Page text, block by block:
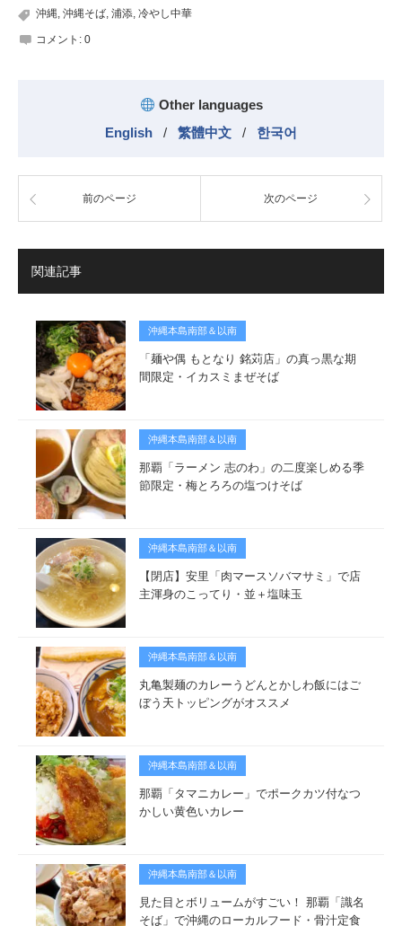
沖縄, 沖縄そば, 浦添, 冷やし中華
コメント: 0
Other languages
English
/ 繁體中文 / 한국어
前のページ 次のページ
関連記事
沖縄本島南部＆以南
「麺や偶 もとなり 銘苅店」の真っ黒な期
間限定・イカスミまぜそば
沖縄本島南部＆以南
那覇「ラーメン 志のわ」の二度楽しめる季
節限定・梅とろろの塩つけそば
沖縄本島南部＆以南
【閉店】安里「肉マースソバマサミ」で店
主渾身のこってり・並＋塩味玉
沖縄本島南部＆以南
丸亀製麺のカレーうどんとかしわ飯にはご
ぼう天トッピングがオススメ
沖縄本島南部＆以南
那覇「タマニカレー」でポークカツ付なつ
かしい黄色いカレー
沖縄本島南部＆以南
見た目とボリュームがすごい！ 那覇「識名
そば」で沖縄のローカルフード・骨汁定食